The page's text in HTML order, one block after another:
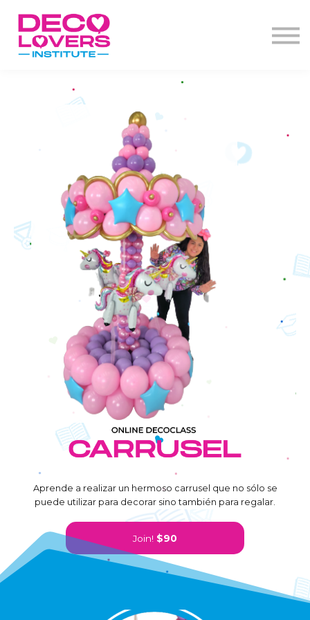
Diplomado
Actos de grado
Iniciar Sesión
Aprende a realizar un hermoso carrusel que no sólo se
puede utilizar para decorar sino también para regalar.
Join! $90